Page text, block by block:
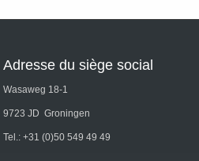
Adresse du siège social
Wasaweg 18-1
9723 JD Groningen
Tel.:+31 (0)50 549 49 49